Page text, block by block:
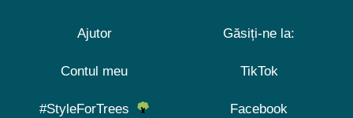
Ajutor
Contul meu
#StyleForTrees
Găsiți-ne la:
TikTok
Facebook